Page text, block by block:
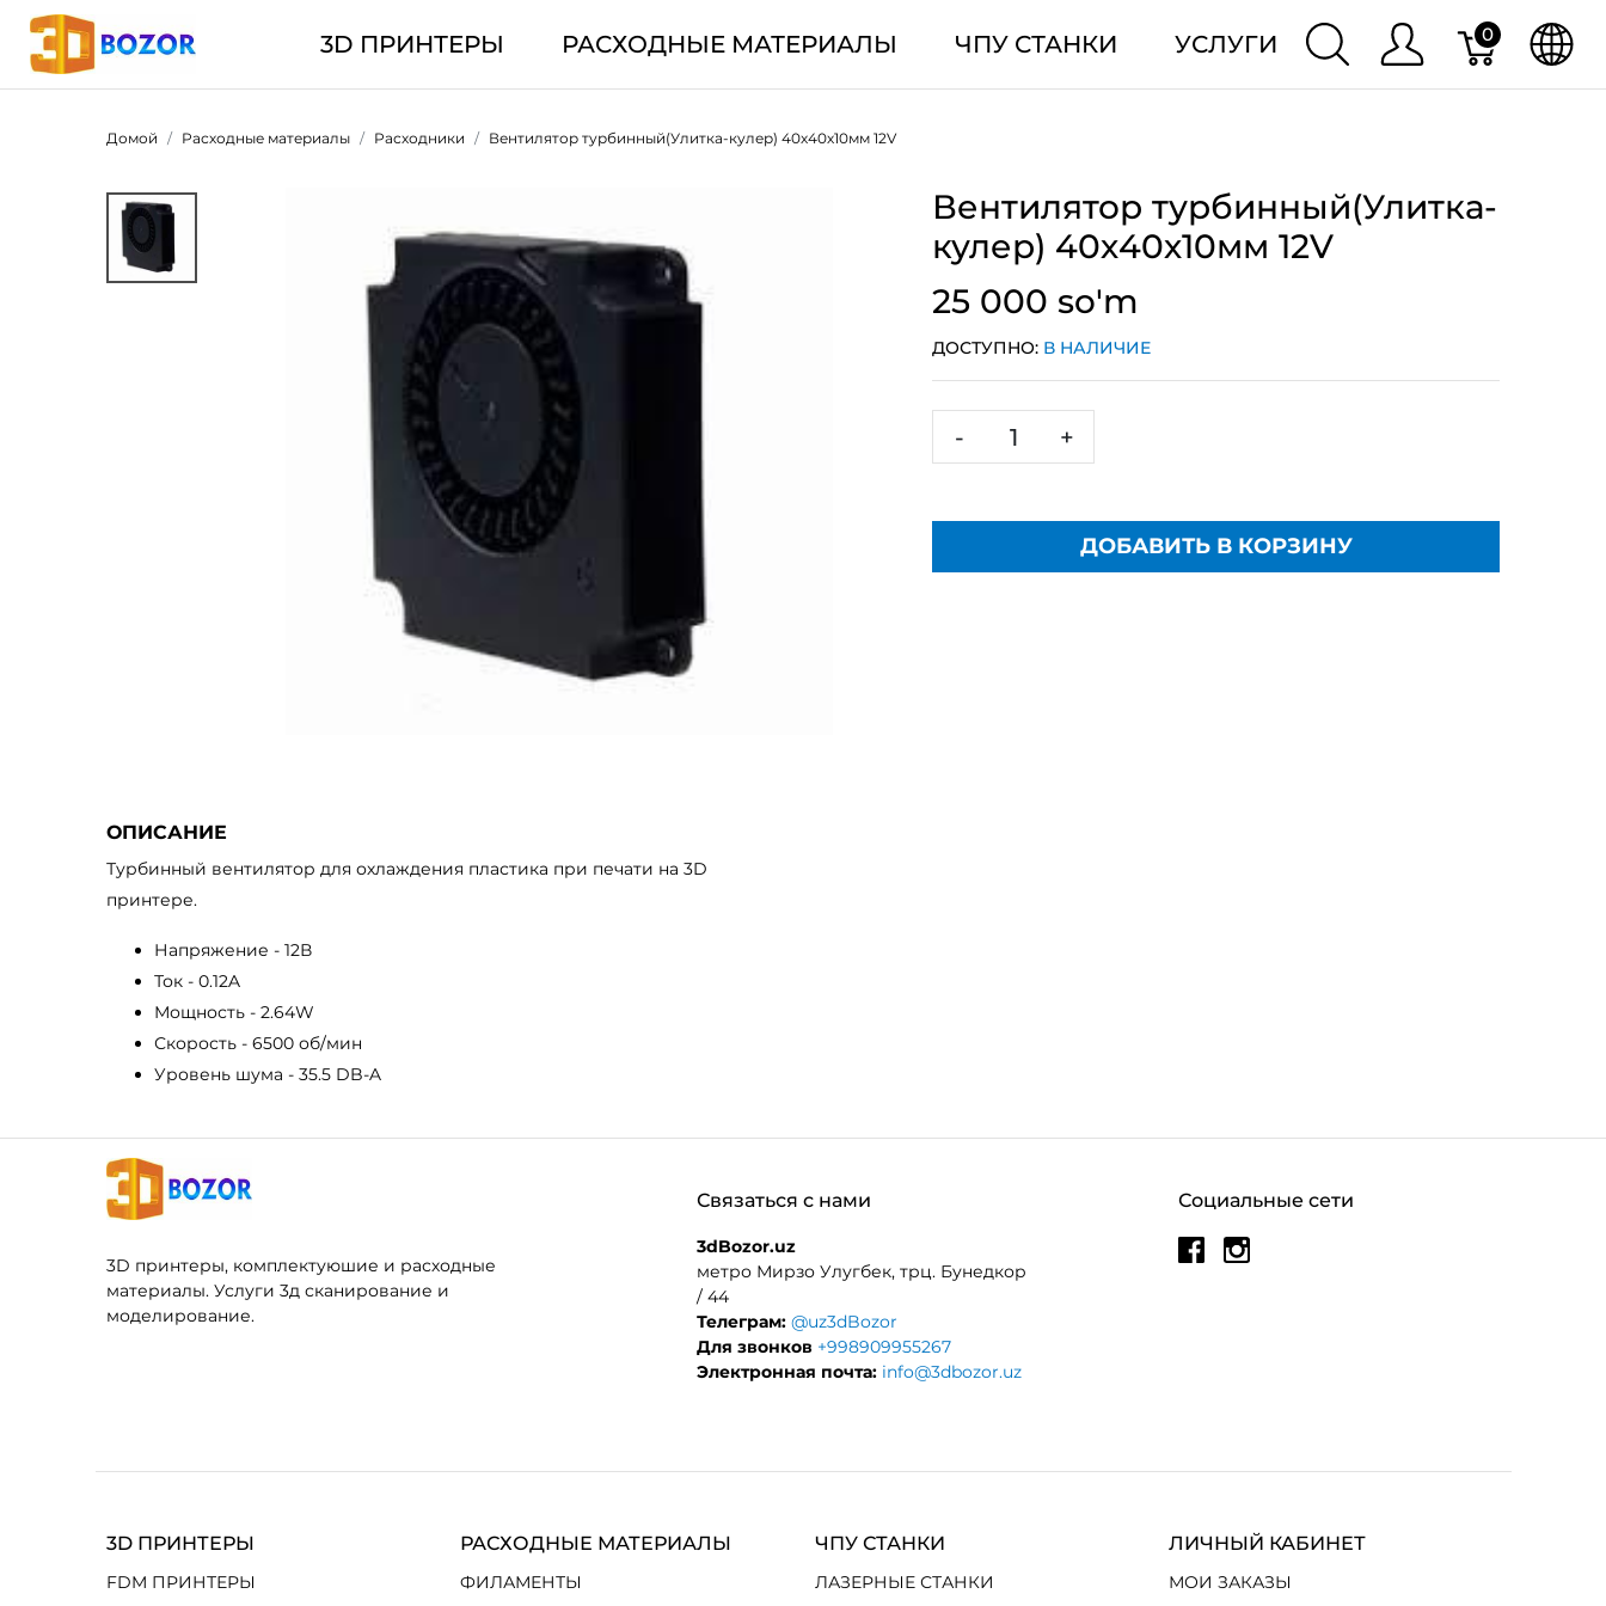
3D ПРИНТЕРЫ РАСХОДНЫЕ МАТЕРИАЛЫ ЧПУ СТАНКИ УСЛУГИ 0
Домой Расходные материалы Расходники Вентилятор турбинный(Улитка-кулер) 40х40х10мм 12V
Вентилятор турбинный(Улитка-
кулер) 40х40х10мм 12V
25 000 so'm
ДОСТУПНО: В НАЛИЧИЕ
- +
ДОБАВИТЬ В КОРЗИНУ
ОПИСАНИЕ
Турбинный вентилятор для охлаждения пластика при печати на 3D
принтере.
Напряжение - 12В
Ток - 0.12A
Мощность - 2.64W
Скорость - 6500 об/мин
Уровень шума - 35.5 DB-A
3D принтеры, комплектуюшие и расходные
материалы. Услуги 3д сканирование и
моделирование.
Социальные сети
Связаться с нами
3dBozor.uz
метро Мирзо Улугбек, трц. Бунедкор
/ 44
Телеграм: @uz3dBozor
Для звонков +998909955267
Электронная почта: info@3dbozor.uz
3D ПРИНТЕРЫ
FDM ПРИНТЕРЫ
РАСХОДНЫЕ МАТЕРИАЛЫ
ФИЛАМЕНТЫ
ЧПУ СТАНКИ
ЛАЗЕРНЫЕ СТАНКИ
ЛИЧНЫЙ КАБИНЕТ
МОИ ЗАКАЗЫ